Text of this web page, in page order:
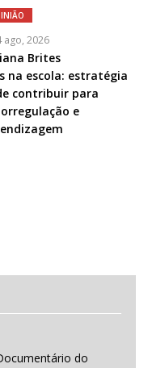
ago, 2026
Brites
na escola: estratégia
contribuir para
e
do